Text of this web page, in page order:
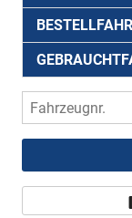
Fahrzeugnr.